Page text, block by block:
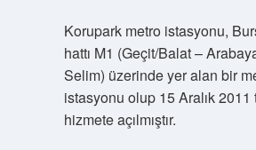
Korupark metro istasyonu,
hattı M1 (Geçit/Balat –
Selim) üzerinde yer alan bir
istasyonu olup 15 Aralık
hizmete açılmıştır.